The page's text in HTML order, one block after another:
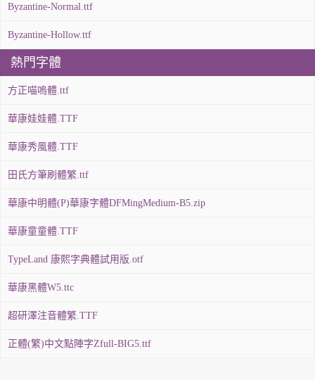
Byzantine-Normal.ttf
Byzantine-Hollow.ttf
熱門字體
方正喵嗚體.ttf
華康娃娃體.TTF
華康秀風體.TTF
田氏方筆刷體繁.ttf
華康中明體(P)華康字體DFMingMedium-B5.zip
華康童童體.TTF
TypeLand 康熙字典體試用版.otf
華康黑體W5.ttc
超研澤注音體繁.TTF
正體(繁)中文點陣字Zfull-BIG5.ttf